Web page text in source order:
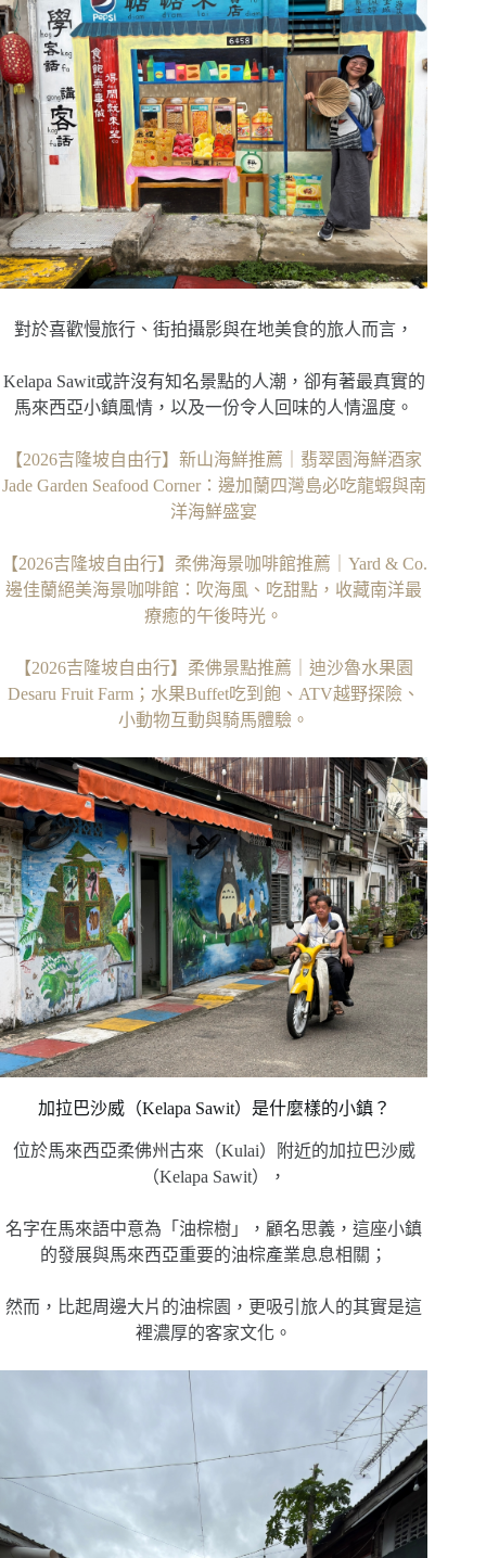
對於喜歡慢旅行、街拍攝影與在地美食的旅人而言，
Kelapa Sawit或許沒有知名景點的人潮，卻有著最真實的
馬來西亞小鎮風情，以及一份令人回味的人情溫度。
【2026吉隆坡自由行】新山海鮮推薦｜翡翠園海鮮酒家
Jade Garden Seafood Corner：邊加蘭四灣島必吃龍蝦與南
洋海鮮盛宴
【2026吉隆坡自由行】柔佛海景咖啡館推薦｜Yard & Co.
邊佳蘭絕美海景咖啡館：吹海風、吃甜點，收藏南洋最
療癒的午後時光。
【2026吉隆坡自由行】柔佛景點推薦｜迪沙魯水果園
Desaru Fruit Farm；水果Buffet吃到飽、ATV越野探險、
小動物互動與騎馬體驗。
加拉巴沙威（Kelapa Sawit）是什麼樣的小鎮？
位於馬來西亞柔佛州古來（Kulai）附近的加拉巴沙威
（Kelapa Sawit），
名字在馬來語中意為「油棕樹」，顧名思義，這座小鎮
的發展與馬來西亞重要的油棕產業息息相關；
然而，比起周邊大片的油棕園，更吸引旅人的其實是這
裡濃厚的客家文化。